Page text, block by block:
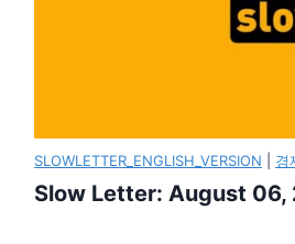
SLOWLETTER_ENGLISH_VERSION 경
Slow Letter: August 06,